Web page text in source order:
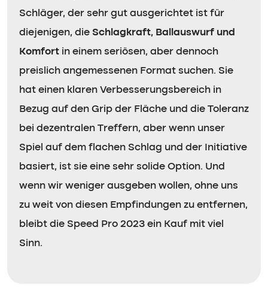
Schläger, der sehr gut ausgerichtet ist für
diejenigen, die Schlagkraft, Ballauswurf und
Komfort in einem seriösen, aber dennoch
preislich angemessenen Format suchen. Sie
hat einen klaren Verbesserungsbereich in
Bezug auf den Grip der Fläche und die Toleranz
bei dezentralen Treffern, aber wenn unser
Spiel auf dem flachen Schlag und der Initiative
basiert, ist sie eine sehr solide Option. Und
wenn wir weniger ausgeben wollen, ohne uns
zu weit von diesen Empfindungen zu entfernen,
bleibt die Speed Pro 2023 ein Kauf mit viel
Sinn.